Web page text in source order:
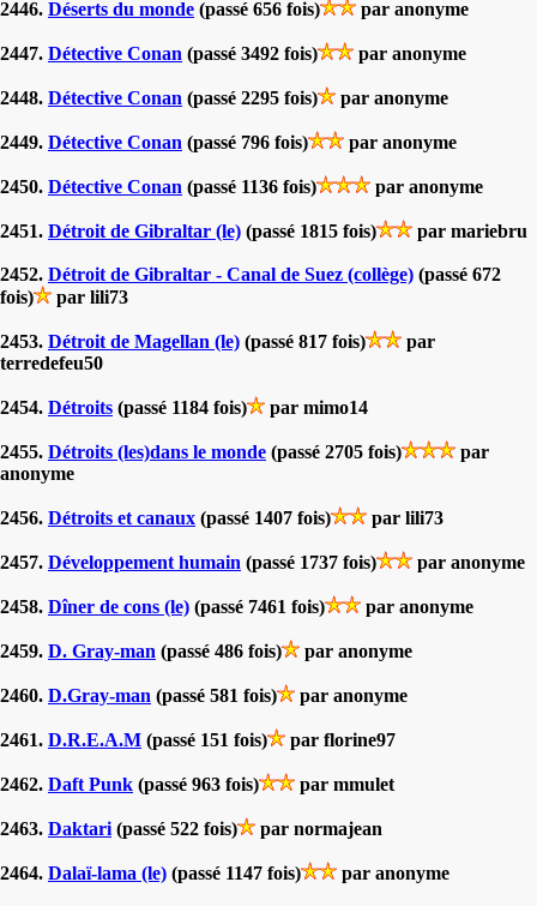
2446. Déserts du monde (passé 656 fois) par anonyme
2447. Détective Conan (passé 3492 fois) par anonyme
2448. Détective Conan (passé 2295 fois) par anonyme
2449. Détective Conan (passé 796 fois) par anonyme
2450. Détective Conan (passé 1136 fois) par anonyme
2451. Détroit de Gibraltar (le) (passé 1815 fois) par mariebru
2452. Détroit de Gibraltar - Canal de Suez (collège) (passé 672
fois)
par lili73
2453. Détroit de Magellan (le) (passé 817 fois)
par
terredefeu50
2454. Détroits (passé 1184 fois) par mimo14
2455. Détroits (les)dans le monde (passé 2705 fois)
par
anonyme
2456. Détroits et canaux (passé 1407 fois) par lili73
2457. Développement humain (passé 1737 fois) par anonyme
2458. Dîner de cons (le) (passé 7461 fois) par anonyme
2459. D. Gray-man (passé 486 fois) par anonyme
2460. D.Gray-man (passé 581 fois) par anonyme
2461. D.R.E.A.M (passé 151 fois) par florine97
2462. Daft Punk (passé 963 fois) par mmulet
2463. Daktari (passé 522 fois) par normajean
2464. Dalaï-lama (le) (passé 1147 fois) par anonyme